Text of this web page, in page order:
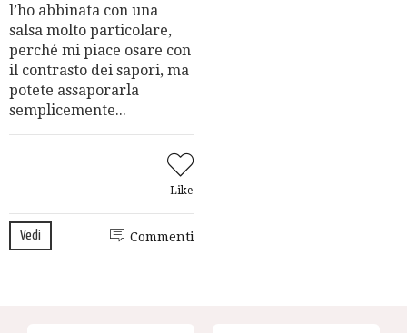
l’ho abbinata con una
salsa molto particolare,
perché mi piace osare con
il contrasto dei sapori, ma
potete assaporarla
semplicemente...
Like
Vedi Commenti